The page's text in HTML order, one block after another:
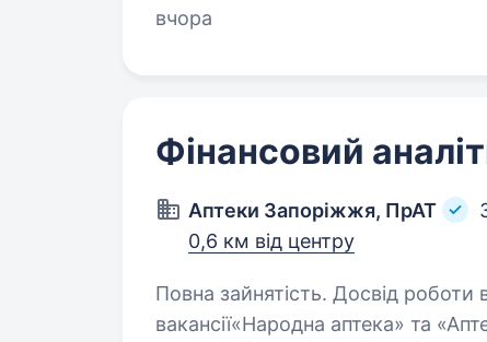
вчора
Фінансовий
Аптеки Запоріжжя, ПрАТ
0,6 км від центру
Повна зайнятість. Досвід роботи
вакансії«Народна аптека» та